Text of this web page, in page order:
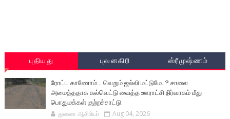
புதியது புவனகிரி ஸ்ரீமுஷ்ணம்
ரோட்ட காணோம்... வெறும் ஜல்லி மட்டுமே..? சாலை
அமைத்ததாக கல்வெட்டு வைத்த ஊராட்சி நிர்வாகம் மீது
பொதுமக்கள் குற்றச்சாட்டு.
துணை ஆசிரியர் Aug 04, 2026